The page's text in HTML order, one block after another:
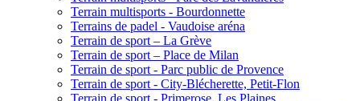
Terrain multisports - Bourdonnette
Terrains de padel - Vaudoise aréna
Terrain de sport – La Grève
Terrain de sport – Place de Milan
Terrain de sport - Parc public de Provence
Terrain de sport - City-Blécherette, Petit-Flon
Terrain de sport - Primerose, Les Plaines